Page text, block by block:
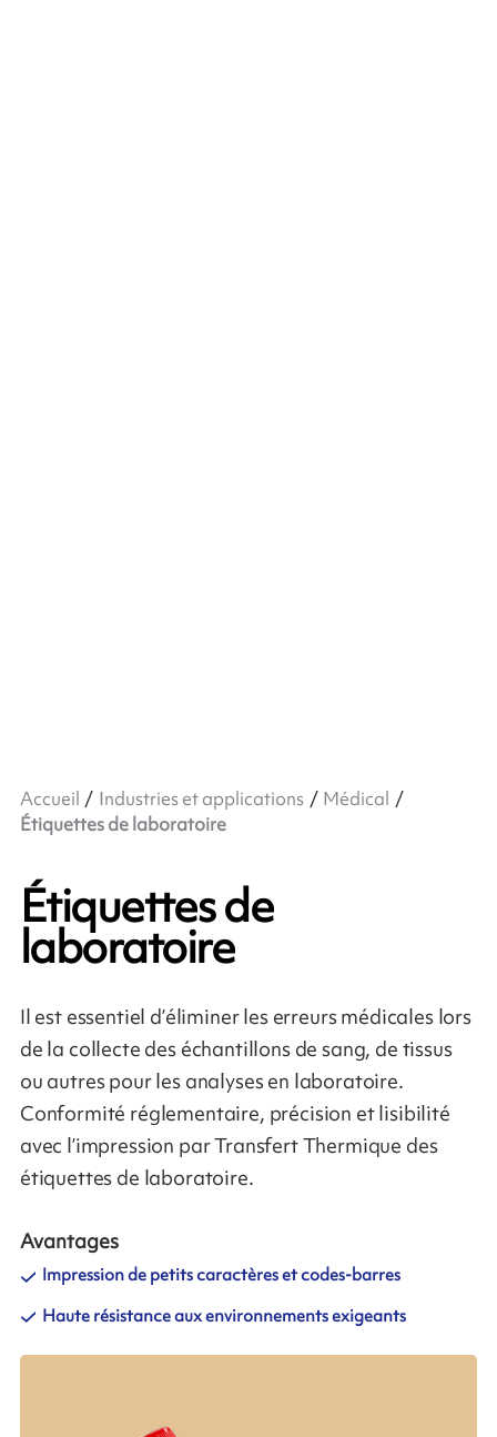
Accueil Industries et applications
Médical
Étiquettes de laboratoire
Étiquettes de
laboratoire
Il est essentiel d’éliminer les erreurs médicales lors
de la collecte des échantillons de sang, de tissus
ou autres pour les analyses en laboratoire.
Conformité réglementaire, précision et lisibilité
avec l’impression par Transfert Thermique des
étiquettes de laboratoire.
Avantages
Impression de petits caractères et codes-barres
Haute résistance aux environnements exigeants